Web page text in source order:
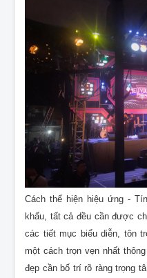
Cách thể hiện hiệu ứng -
khấu, tất cả đều cần được
các tiết mục biểu diễn, tôn
một cách trọn vẹn nhất
đẹp cần bố trí rõ ràng trọng